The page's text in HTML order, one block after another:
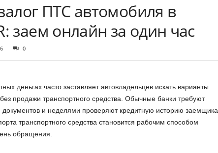
ПТС автомобиля в
заем онлайн за один час
0
деньгах часто заставляет автовладельцев искать варианты
продажи транспортного средства. Обычные банки требуют
и неделями проверяют кредитную историю заемщика.
транспортного средства становится рабочим способом
обращения.